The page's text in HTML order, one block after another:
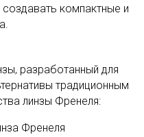
компактные и
разработанный для
традиционным
линзы Френеля:
Френеля